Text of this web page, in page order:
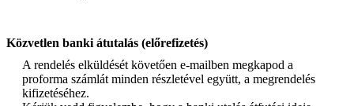
Közvetlen banki átutalás (előrefizetés)
A rendelés elküldését követően e-mailben megkapod a
proforma számlát minden részletével együtt, a megrendelés
kifizetéséhez.